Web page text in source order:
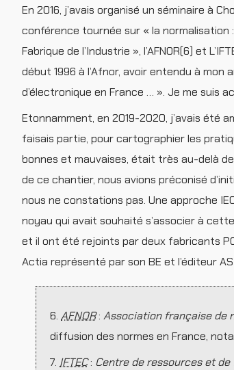
En 2016, j’avais organisé un séminaire à
conférence tournée sur « la normalisation
Fabrique de l’Industrie », l’AFNOR(6) et
début 1996 à l’Afnor, avoir entendu à mon
d’électronique en France … ». Je me suis
Etonnamment, en 2019-2020, j’avais été
faisais partie, pour cartographier les
bonnes et mauvaises, était très au-delà
de ce chantier, nous avions préconisé
nous ne constations pas. Une approche
noyau qui avait souhaité s’associer à
et il ont été rejoints par deux fabricants
Actia représenté par son BE et l’éditeur
6. AFNOR: Association française de
diffusion des normes en France,
7. IFTEC: Centre de ressources et